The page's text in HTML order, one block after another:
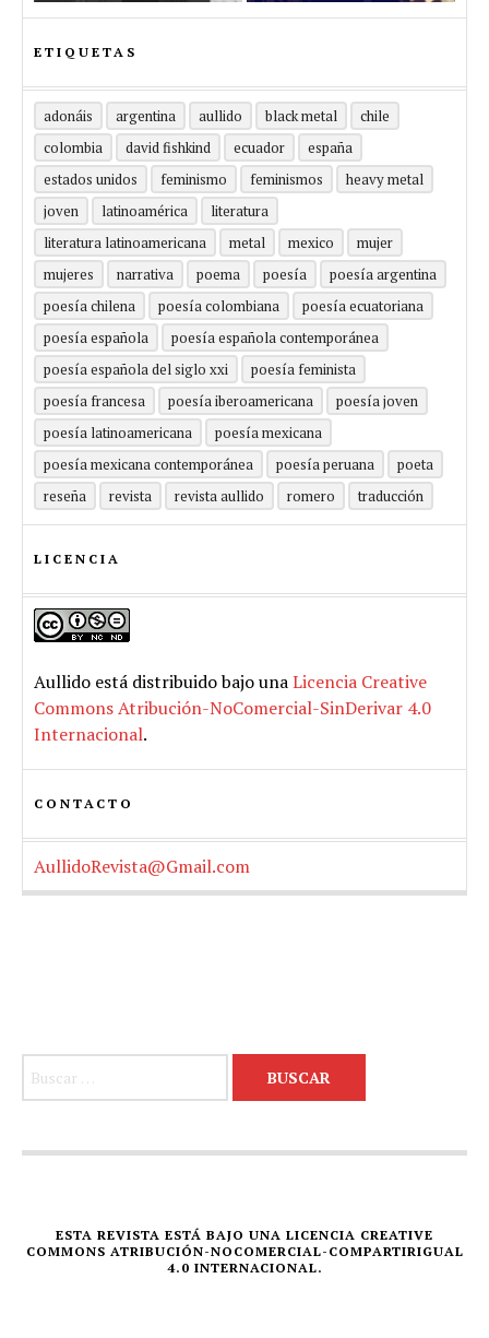
ETIQUETAS
adonáis argentina aullido black metal
chile
colombia
david fishkind ecuador
españa
estados unidos
feminismo feminismos
heavy metal
joven
latinoamérica
literatura
literatura latinoamericana
metal mexico
mujer
mujeres
narrativa poema poesía
poesía argentina
poesía chilena
poesía colombiana
poesía ecuatoriana
poesía española
poesía española contemporánea
poesía española del siglo xxi
poesía feminista
poesía francesa
poesía iberoamericana
poesía joven
poesía latinoamericana
poesía mexicana
poesía mexicana contemporánea
poesía peruana
poeta
reseña
revista revista aullido romero traducción
LICENCIA
Aullido está distribuido bajo unaLicencia Creative
Commons Atribución-NoComercial-SinDerivar 4.0
Internacional.
CONTACTO
AullidoRevista@Gmail.com
ESTA REVISTA ESTÁ BAJO UNA LICENCIA CREATIVE
COMMONS ATRIBUCIÓN-NOCOMERCIAL-COMPARTIRIGUAL
4.0 INTERNACIONAL.